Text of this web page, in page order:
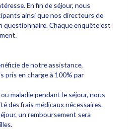
En fin de séjour, nous
ainsi que nos directeurs de
questionnaire. Chaque enquête est
de notre assistance,
pris en charge à 100% par
maladie pendant le séjour, nous
des frais médicaux nécessaires.
un remboursement sera